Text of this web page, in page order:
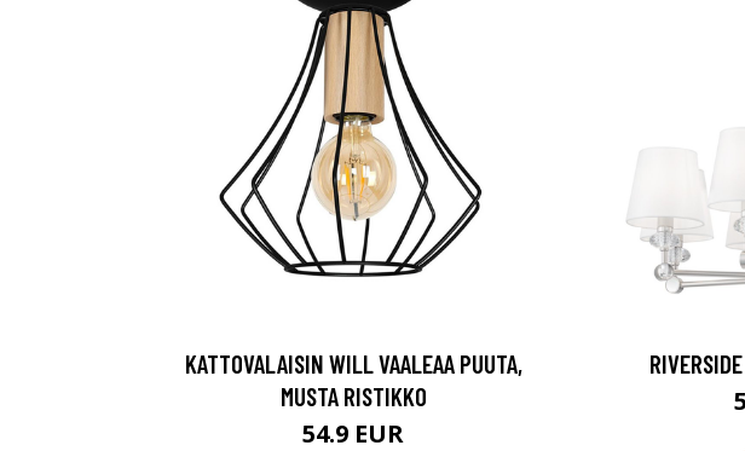
KATTOVALAISIN WILL VAALEAA PUUTA,
MUSTA RISTIKKO
54.9 EUR